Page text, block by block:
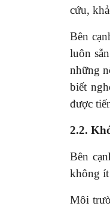
cứu,
Bên
luôn
những
biết
được
2.2.
Bên
không
Môi